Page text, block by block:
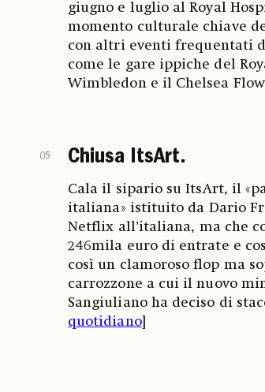
giugno e luglio al Royal
momento culturale chiave
con altri eventi frequentati
come le gare ippiche del
Wimbledon e il Chelsea
05 Chiusa ItsArt.
Cala il sipario su ItsArt, il
italiana» istituito da Dario
Netflix all’italiana, ma che
246mila euro di entrate e
così un clamoroso flop ma
carrozzone a cui il nuovo
Sangiuliano ha deciso di
quotidiano]